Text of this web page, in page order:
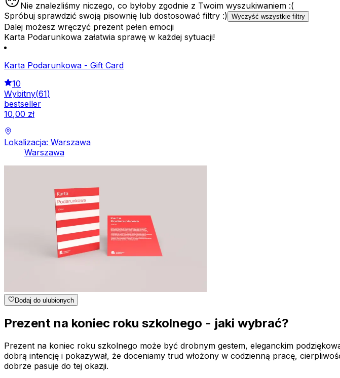
Nie znalezliśmy niczego, co byłoby zgodnie z Twoim wyszukiwaniem :(
Spróbuj sprawdzić swoją pisownię lub dostosować filtry :) Wyczyść wszystkie filtry
Dalej możesz wręczyć prezent pełen emocji
Karta Podarunkowa załatwia sprawę w każdej sytuacji!
Karta Podarunkowa - Gift Card
10
Wybitny(61)
bestseller
10,00 zł
Lokalizacja: Warszawa
Warszawa
Dodaj do ulubionych
Prezent na koniec roku szkolnego - jaki wybrać?
Prezent na koniec roku szkolnego może być drobnym gestem, eleganckim
dobrą intencję i pokazywał, że doceniamy trud włożony w codzienną pracę,
dobrze pasuje do tej okazji.